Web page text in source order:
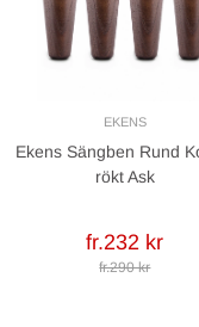
EKENS
Ekens Sängben Rund
rökt Ask
fr.232 kr
fr.290 kr